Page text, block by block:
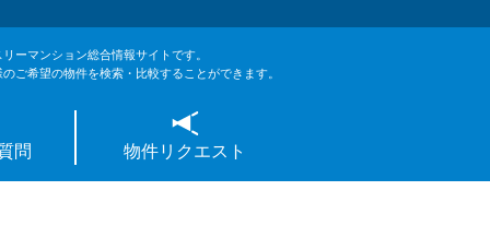
ーマンション総合情報サイトです。
ご希望の物件を検索・比較することができます。
問 物件リクエスト